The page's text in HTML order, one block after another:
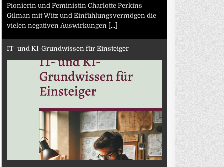
Pionierin und Feministin Charlotte Perkins
Gilman mit Witz und Einfühlungsvermögen die
vielen negativen Auswirkungen [...]
IT- und KI-Grundwissen für Einsteiger